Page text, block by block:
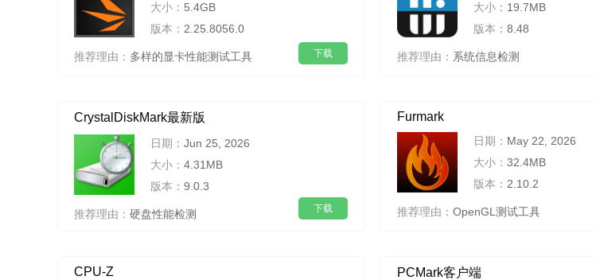
大小： 5.4GB
版本： 2.25.8056.0
推荐理由： 多样的显卡性能测试工具 下载
大小： 19.7MB
版本： 8.48
推荐理由： 系统信息检测
CrystalDiskMark最新版
日期： Jun 25, 2026
大小： 4.31MB
版本： 9.0.3
推荐理由： 硬盘性能检测 下载
Furmark
日期： May 22, 2026
大小： 32.4MB
版本： 2.10.2
推荐理由： OpenGL测试工具
CPU-Z PCMark客户端